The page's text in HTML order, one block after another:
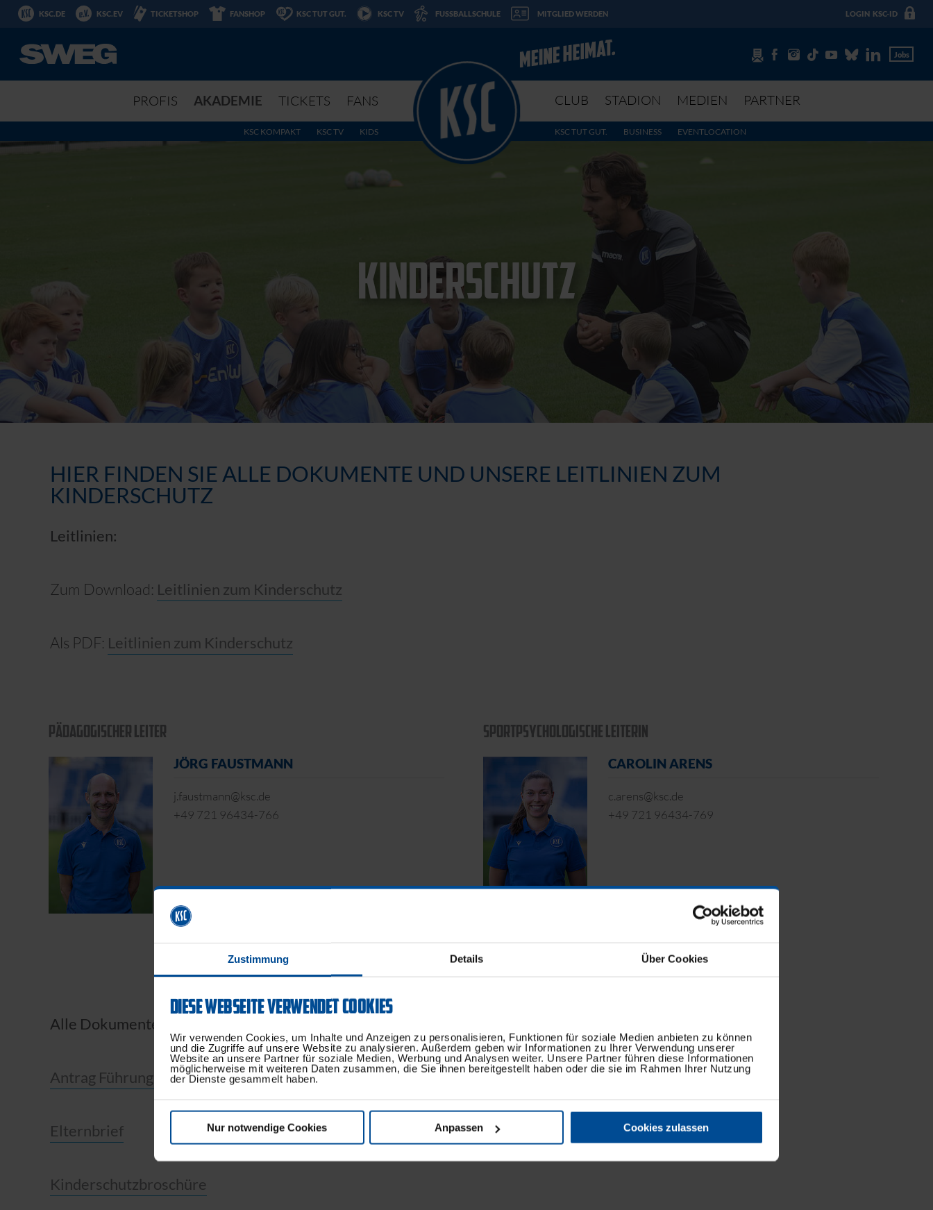
Zustimmung Details Über Cookies
DIESE WEBSEITE VERWENDET COOKIES
Wir verwenden Cookies, um Inhalte und Anzeigen zu personalisieren, Funktionen für soziale Medien anbieten zu können
und die Zugriffe auf unsere Website zu analysieren. Außerdem geben wir Informationen zu Ihrer Verwendung unserer
Website an unsere Partner für soziale Medien, Werbung und Analysen weiter. Unsere Partner führen diese Informationen
möglicherweise mit weiteren Daten zusammen, die Sie ihnen bereitgestellt haben oder die sie im Rahmen Ihrer Nutzung
der Dienste gesammelt haben.
Nur notwendige Cookies Anpassen Cookies zulassen
KSC.DE KSC.EV TICKETSHOP FANSHOP KSC TUT GUT. KSC TV FUSSBALLSCHULE MITGLIED WERDEN LOGIN KSC-ID
Jobs
PROFIS AKADEMIE TICKETS FANS CLUB STADION MEDIEN PARTNER
KSC KOMPAKT KSC TV KIDS KSC TUT GUT. BUSINESS EVENTLOCATION
KINDERSCHUTZ
HIER FINDEN SIE ALLE DOKUMENTE UND UNSERE LEITLINIEN ZUM
KINDERSCHUTZ
Leitlinien:
Zum Download: Leitlinien zum Kinderschutz
Als PDF: Leitlinien zum Kinderschutz
PÄDAGOGISCHER LEITER
JÖRG FAUSTMANN
j.faustmann@ksc.de
+49 721 96434-766
SPORTPSYCHOLOGISCHE LEITERIN
CAROLIN ARENS
c.arens@ksc.de
+49 721 96434-769
Alle Dokumente:
Antrag Führungszeugnis
Elternbrief
Kinderschutzbroschüre